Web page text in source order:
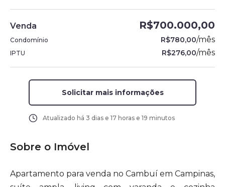
Venda R$700.000,00
Condomínio R$780,00/mês
IPTU R$276,00/mês
Solicitar mais informações
Atualizado há 3 dias e 17 horas e 19 minutos
Sobre o Imóvel
Apartamento para venda no Cambuí em Campinas,